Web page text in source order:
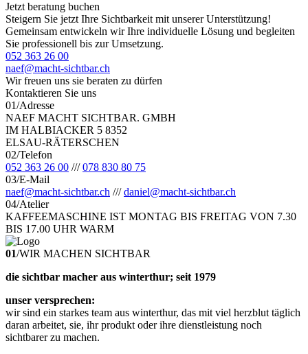
Jetzt beratung buchen
Steigern Sie jetzt Ihre Sichtbarkeit mit unserer Unterstützung!
Gemeinsam entwickeln wir Ihre individuelle Lösung und begleiten
Sie professionell bis zur Umsetzung.
052 363 26 00
naef@macht-sichtbar.ch
Wir freuen uns sie beraten zu dürfen
Kontaktieren Sie uns
01/Adresse
NAEF MACHT SICHTBAR. GMBH
IM HALBIACKER 5 8352
ELSAU-RÄTERSCHEN
02/Telefon
052 363 26 00 /// 078 830 80 75
03/E-Mail
naef@macht-sichtbar.ch /// daniel@macht-sichtbar.ch
04/Atelier
KAFFEEMASCHINE IST MONTAG BIS FREITAG VON 7.30
BIS 17.00 UHR WARM
01/WIR MACHEN SICHTBAR
die sichtbar macher aus winterthur; seit 1979
unser versprechen:
wir sind ein starkes team aus winterthur, das mit viel herzblut täglich
daran arbeitet, sie, ihr produkt oder ihre dienstleistung noch
sichtbarer zu machen.